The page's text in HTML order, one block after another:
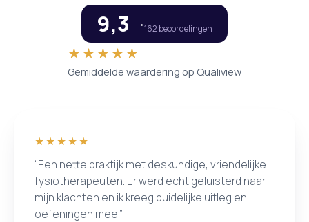
9,3 162 beoordelingen
★★★★★
Gemiddelde waardering op Qualiview
★★★★★
“Een nette praktijk met deskundige, vriendelijke
fysiotherapeuten. Er werd echt geluisterd naar
mijn klachten en ik kreeg duidelijke uitleg en
oefeningen mee.”